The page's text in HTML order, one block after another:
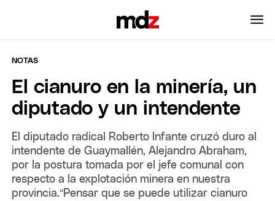
NOTAS
El cianuro en la minería, un
diputado y un intendente
El diputado radical Roberto Infante cruzó duro al
intendente de Guaymallén, Alejandro Abraham,
por la postura tomada por el jefe comunal con
respecto a la explotación minera en nuestra
provincia.“Pensar que se puede utilizar cianuro